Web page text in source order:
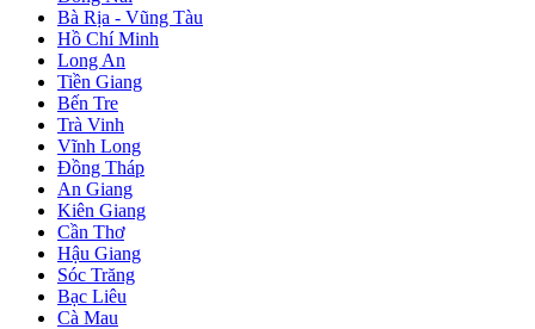
Bà Rịa - Vũng Tàu
Hồ Chí Minh
Long An
Tiền Giang
Bến Tre
Trà Vinh
Vĩnh Long
Đồng Tháp
An Giang
Kiên Giang
Cần Thơ
Hậu Giang
Sóc Trăng
Bạc Liêu
Cà Mau